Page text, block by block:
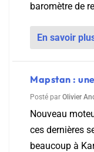
baromètre de
En savoir
Mapstan :
Posté par Olivier
Nouveau
ces dernières
beaucoup à